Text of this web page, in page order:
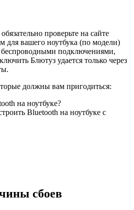
проверьте на сайте
для вашего ноутбука (по модели)
подключениями,
Блютуз удается только через
должны вам пригодиться:
на ноутбуке?
Bluetooth на ноутбуке с
сбоев